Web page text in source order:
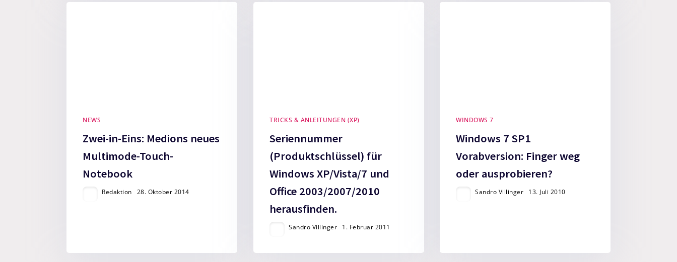
NEWS
Zwei-in-Eins: Medions neues
Multimode-Touch-
Notebook
Redaktion 28. Oktober 2014
TRICKS & ANLEITUNGEN (XP)
Seriennummer
(Produktschlüssel) für
Windows XP/Vista/7 und
Office 2003/2007/2010
herausfinden.
Sandro Villinger 1. Februar 2011
WINDOWS 7
Windows 7 SP1
Vorabversion: Finger weg
oder ausprobieren?
Sandro Villinger 13. Juli 2010